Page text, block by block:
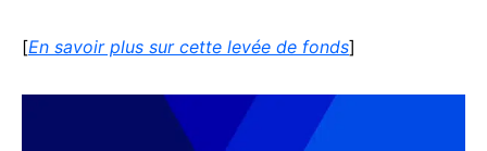
[En savoir plus sur cette levée de fonds]